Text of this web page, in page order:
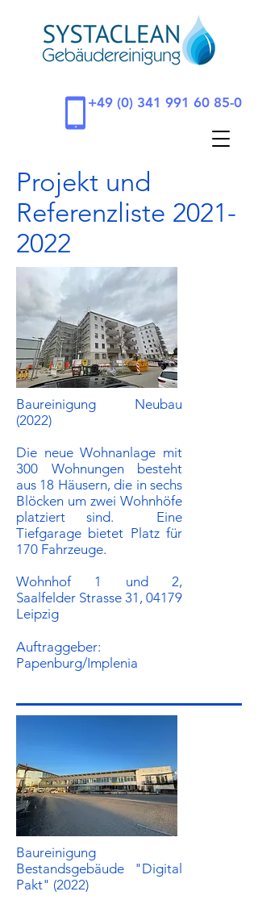
+49 (0) 341 991 60 85-0
Projekt und
Referenzliste 2021-
2022
Baureinigung Neubau
(2022)
Die neue Wohnanlage mit
300 Wohnungen besteht
aus 18 Häusern, die in sechs
Blöcken um zwei Wohnhöfe
platziert sind. Eine
Tiefgarage bietet Platz für
170 Fahrzeuge.
Wohnhof 1 und 2,
Saalfelder Strasse 31, 04179
Leipzig
Auftraggeber:​
Papenburg/Implenia
Baureinigung
Bestandsgebäude "Digital
Pakt" (2022)